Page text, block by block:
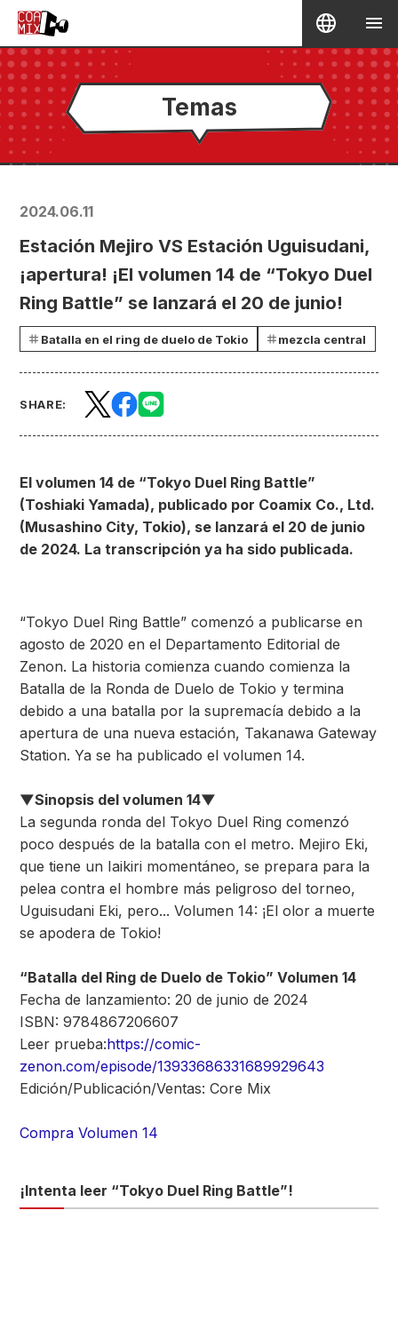
Temas
2024.06.11
Estación Mejiro VS Estación Uguisudani,
¡apertura! ¡El volumen 14 de “Tokyo Duel
Ring Battle” se lanzará el 20 de junio!
Batalla en el ring de duelo de Tokio mezcla central
SHARE:
El volumen 14 de “Tokyo Duel Ring Battle”
(Toshiaki Yamada), publicado por Coamix Co., Ltd.
(Musashino City, Tokio), se lanzará el 20 de junio
de 2024. La transcripción ya ha sido publicada.
“Tokyo Duel Ring Battle” comenzó a publicarse en
agosto de 2020 en el Departamento Editorial de
Zenon. La historia comienza cuando comienza la
Batalla de la Ronda de Duelo de Tokio y termina
debido a una batalla por la supremacía debido a la
apertura de una nueva estación, Takanawa Gateway
Station. Ya se ha publicado el volumen 14.
▼Sinopsis del volumen 14▼
La segunda ronda del Tokyo Duel Ring comenzó
poco después de la batalla con el metro. Mejiro Eki,
que tiene un Iaikiri momentáneo, se prepara para la
pelea contra el hombre más peligroso del torneo,
Uguisudani Eki, pero... Volumen 14: ¡El olor a muerte
se apodera de Tokio!
“Batalla del Ring de Duelo de Tokio” Volumen 14
Fecha de lanzamiento: 20 de junio de 2024
ISBN: 9784867206607
Leer prueba:https://comic-
zenon.com/episode/13933686331689929643
Edición/Publicación/Ventas: Core Mix
Compra Volumen 14
¡Intenta leer “Tokyo Duel Ring Battle”!